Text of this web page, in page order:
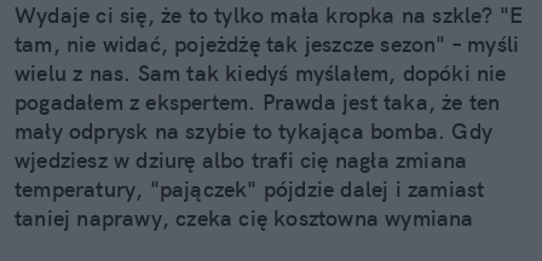
Wydaje ci się, że to tylko mała kropka na szkle? "E
tam, nie widać, pojeżdżę tak jeszcze sezon" – myśli
wielu z nas. Sam tak kiedyś myślałem, dopóki nie
pogadałem z ekspertem. Prawda jest taka, że ten
mały odprysk na szybie to tykająca bomba. Gdy
wjedziesz w dziurę albo trafi cię nagła zmiana
temperatury, "pajączek" pójdzie dalej i zamiast
taniej naprawy, czeka cię kosztowna wymiana